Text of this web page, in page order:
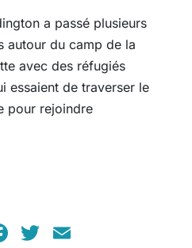
a passé plusieurs
autour du camp de la
avec des réfugiés
essaient de traverser le
pour rejoindre
Facebook
Twitter